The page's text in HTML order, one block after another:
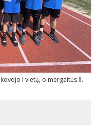
I vietą, o mergaitės II.